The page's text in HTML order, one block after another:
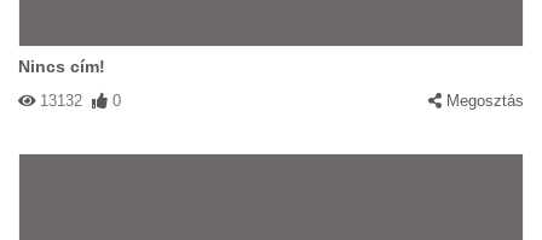
Nincs cím!
13132 0 Megosztás